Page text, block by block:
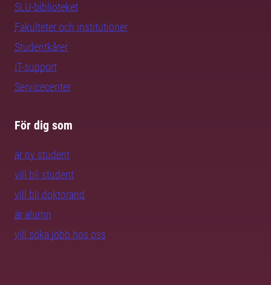
SLU-biblioteket
Fakulteter och institutioner
Studentkårer
IT-support
Servicecenter
För dig som
är ny student
vill bli student
vill bli doktorand
är alumn
vill söka jobb hos oss